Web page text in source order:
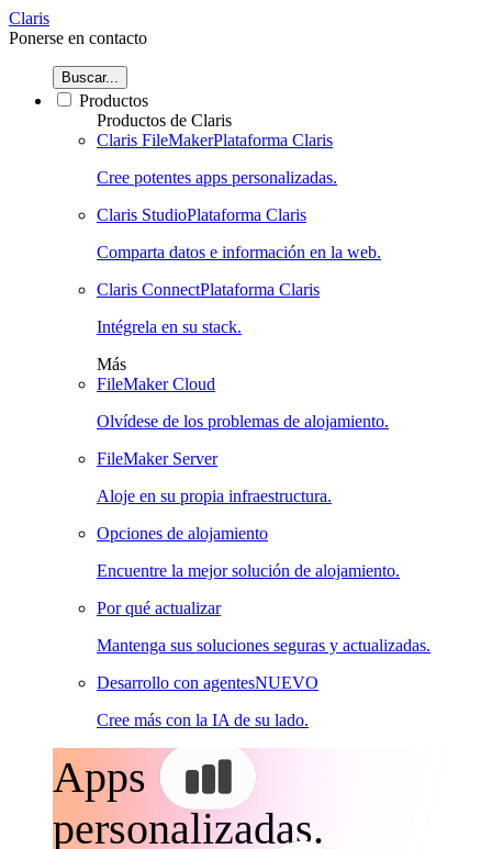
Claris
Ponerse en contacto
Buscar...
Productos
Productos de Claris
Claris FileMakerPlataforma Claris
Cree potentes apps personalizadas.
Claris StudioPlataforma Claris
Comparta datos e información en la web.
Claris ConnectPlataforma Claris
Intégrela en su stack.
Más
FileMaker Cloud
Olvídese de los problemas de alojamiento.
FileMaker Server
Aloje en su propia infraestructura.
Opciones de alojamiento
Encuentre la mejor solución de alojamiento.
Por qué actualizar
Mantenga sus soluciones seguras y actualizadas.
Desarrollo con agentesNUEVO
Cree más con la IA de su lado.
Apps
personalizadas.